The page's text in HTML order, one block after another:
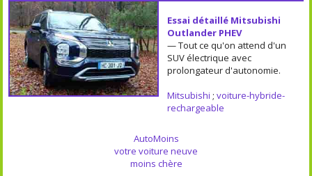
Essai détaillé Mitsubishi
Outlander PHEV
— Tout ce qu'on attend d'un
SUV électrique avec
prolongateur d'autonomie.
Mitsubishi ; voiture-hybride-
rechargeable
AutoMoins
votre voiture neuve
moins chère